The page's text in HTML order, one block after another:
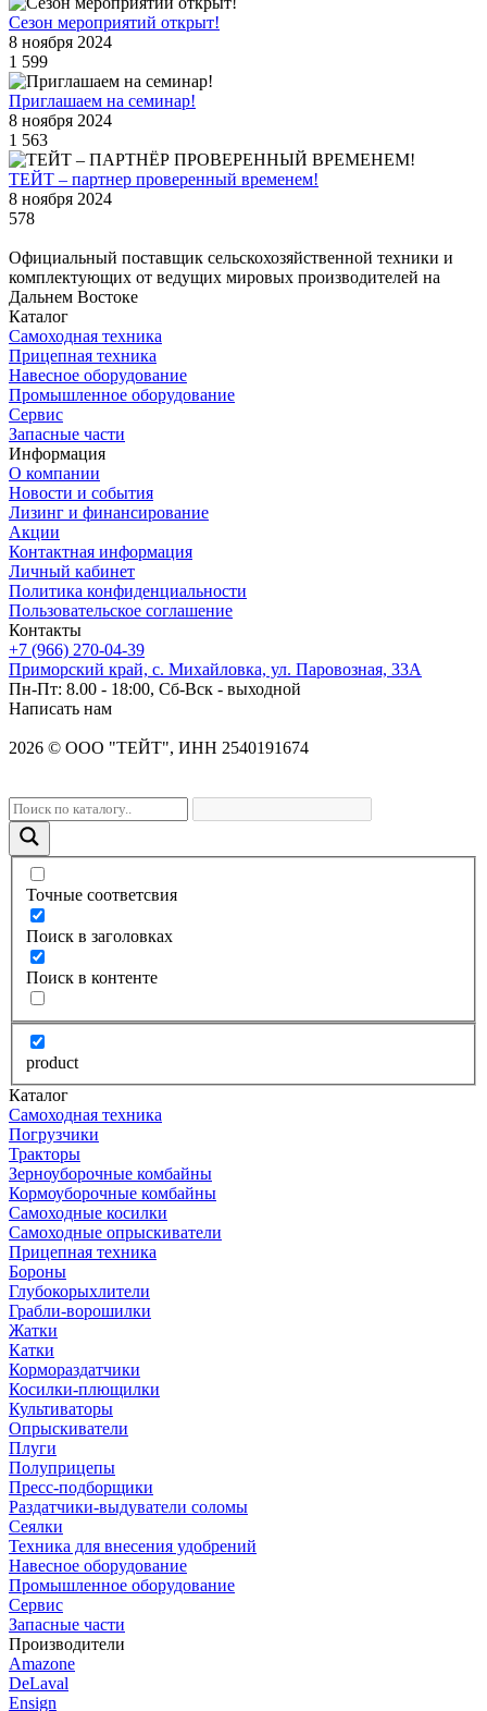
Сезон мероприятий открыт!
8 ноября 2024
1 599
Приглашаем на семинар!
8 ноября 2024
1 563
ТЕЙТ – партнер проверенный временем!
8 ноября 2024
578
Официальный поставщик сельскохозяйственной техники и
комплектующих от ведущих мировых производителей на
Дальнем Востоке
Каталог
Самоходная техника
Прицепная техника
Навесное оборудование
Промышленное оборудование
Сервис
Запасные части
Информация
О компании
Новости и события
Лизинг и финансирование
Акции
Контактная информация
Личный кабинет
Политика конфиденциальности
Пользовательское соглашение
Контакты
+7 (966) 270-04-39
Приморский край, с. Михайловка, ул. Паровозная, 33А
Пн-Пт: 8.00 - 18:00, Сб-Вск - выходной
Написать нам
2026 © OOO "ТЕЙТ", ИНН 2540191674
Точные соответсвия
Поиск в заголовках
Поиск в контенте
product
Каталог
Самоходная техника
Погрузчики
Тракторы
Зерноуборочные комбайны
Кормоуборочные комбайны
Самоходные косилки
Самоходные опрыскиватели
Прицепная техника
Бороны
Глубокорыхлители
Грабли-ворошилки
Жатки
Катки
Кормораздатчики
Косилки-плющилки
Культиваторы
Опрыскиватели
Плуги
Полуприцепы
Пресс-подборщики
Раздатчики-выдуватели соломы
Сеялки
Техника для внесения удобрений
Навесное оборудование
Промышленное оборудование
Сервис
Запасные части
Производители
Amazone
DeLaval
Ensign